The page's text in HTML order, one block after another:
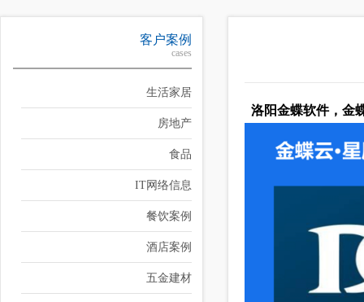
客户案例
cases
生活家居
房地产
食品
IT网络信息
餐饮案例
酒店案例
五金建材
洛阳金蝶软件，金